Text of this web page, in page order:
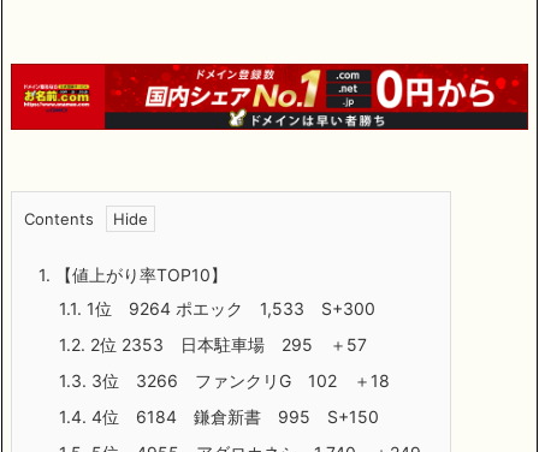
Contents
1. 【値上がり率TOP10】
1.1. 1位 9264 ポエック 1,533 S+300
1.2. 2位 2353 日本駐車場 295 ＋57
1.3. 3位 3266 ファンクリG 102 ＋18
1.4. 4位 6184 鎌倉新書 995 S+150